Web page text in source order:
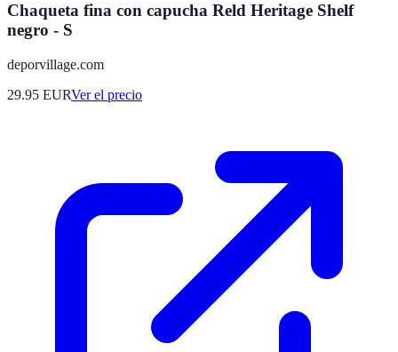
Chaqueta fina con capucha Reld Heritage Shelf
negro - S
deporvillage.com
29.95 EURVer el precio